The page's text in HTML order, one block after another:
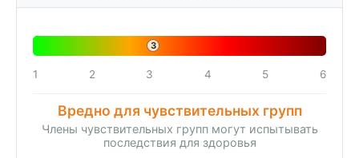
3
1 2 3 4 5 6
Вредно для чувствительных групп
Члены чувствительных групп могут испытывать
последствия для здоровья